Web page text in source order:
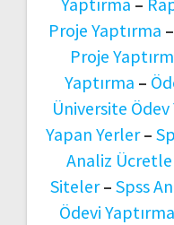
Proje Yaptırma –
Proje
Yaptırma –
Üniversite Ödev
Yapan Yerler–
Analiz
Siteler– Spss
Ödevi Yaptırma